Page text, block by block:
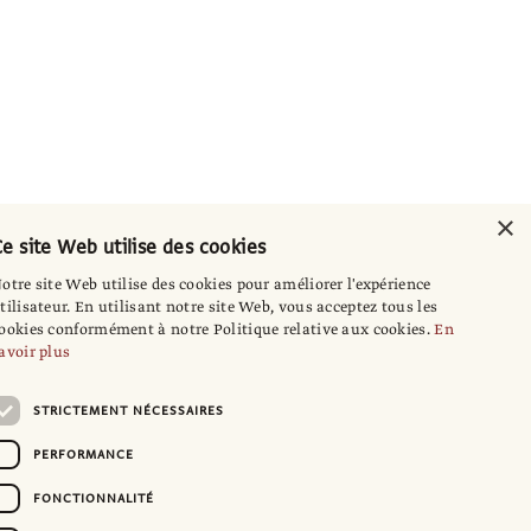
×
site Web utilise des cookies
site Web utilise des cookies pour améliorer l'expérience
En utilisant notre site Web, vous acceptez tous les
conformément à notre Politique relative aux cookies.En
plus
STRICTEMENT NÉCESSAIRES
PERFORMANCE
FONCTIONNALITÉ